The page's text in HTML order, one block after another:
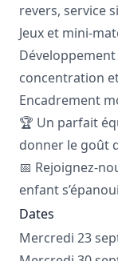
revers, service
Jeux et mini-
concentration
Encadrement
🏆 Un parfait
donner le goût
📅 Rejoignez-
enfant
Dates
Mercredi 23